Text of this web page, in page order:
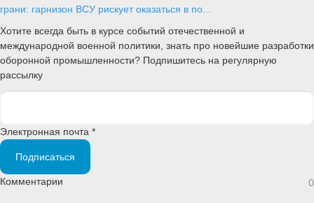
грани: гарнизон ВСУ рискует оказаться в по...
Хотите всегда быть в курсе событий отечественной и
международной военной политики, знать про новейшие разработки
оборонной промышленности? Подпишитесь на регулярную
рассылку
Электронная почта *
Подписаться
Комментарии 0